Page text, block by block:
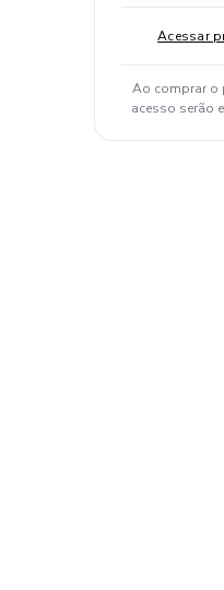
Acessar
Ao comprar o
acesso serão